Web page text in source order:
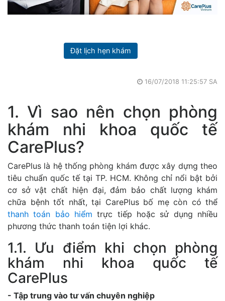
Đặt lịch hẹn khám
16/07/2018 11:25:57 SA
1. Vì sao nên chọn phòng
khám nhi khoa quốc tế
CarePlus?
CarePlus là hệ thống phòng khám được xây dựng theo
tiêu chuẩn quốc tế tại TP. HCM. Không chỉ nổi bật bởi
cơ sở vật chất hiện đại, đảm bảo chất lượng khám
chữa bệnh tốt nhất, tại CarePlus bố mẹ còn có thể
thanh toán bảo hiểm trực tiếp hoặc sử dụng nhiều
phương thức thanh toán tiện lợi khác.
1.1. Ưu điểm khi chọn phòng
khám nhi khoa quốc tế
CarePlus
- Tập trung vào tư vấn chuyên nghiệp